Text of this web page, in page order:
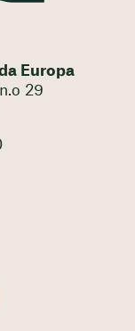
Europa
29